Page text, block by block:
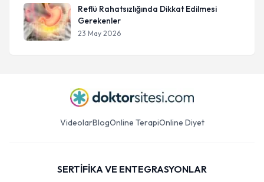
Reflü Rahatsızlığında Dikkat Edilmesi
Gerekenler
23 May 2026
VideolarBlogOnline TerapiOnline Diyet
SERTİFİKA VE ENTEGRASYONLAR